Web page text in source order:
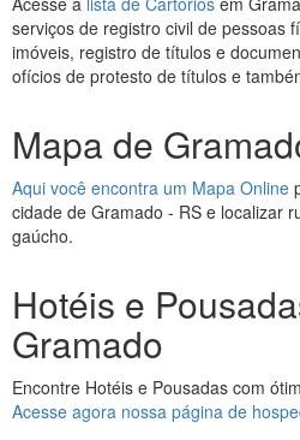
serviços de registro civil de pessoas
imóveis, registro de títulos e
ofícios de protesto de títulos e
Mapa de
Aqui você encontra um Mapa Online
cidade de Gramado - RS e localizar
gaúcho.
Hotéis e
Gramado
Encontre Hotéis e Pousadas com
Acesse agora nossa página de